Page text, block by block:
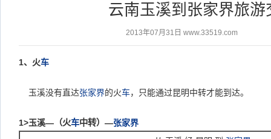
云南玉溪到张家界旅游
2013年07月31日 www.33519.com
1、火车
玉溪没有直达张家界的火车，只能通过昆明中转才能到达。
1>玉溪— （火车中转） —张家界